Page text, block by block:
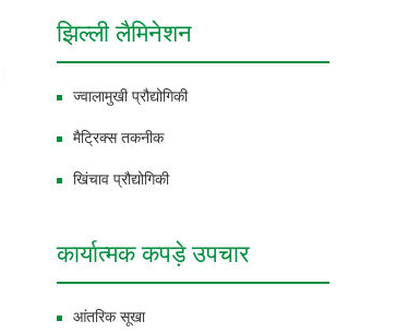
झिल्ली लैमिनेशन
ज्वालामुखी प्रौद्योगिकी
मैट्रिक्स तकनीक
खिंचाव प्रौद्योगिकी
कार्यात्मक कपड़े उपचार
आंतरिक सूखा